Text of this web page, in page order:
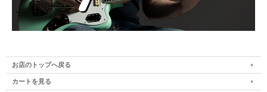
お店のトップへ戻る
カートを見る